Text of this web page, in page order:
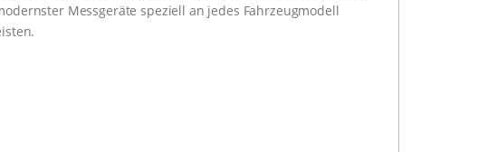
Messgeräte speziell an jedes Fahrzeugmodell